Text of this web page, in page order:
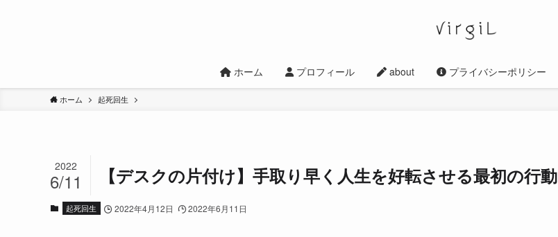
ホーム プロフィール about プライバシーポリシー
ホーム 起死回生
【デスクの片付け】手取り早く人生を好転させる最初の行動
2022
6/11
起死回生 2022年4月12日 2022年6月11日